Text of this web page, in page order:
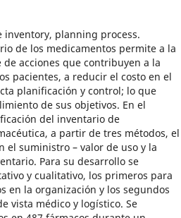
planning process.
de los medicamentos permite a la
acciones que contribuyen a la
pacientes, a reducir el costo en el
planificación y control; lo que
de sus objetivos. En el
del inventario de
a partir de tres métodos, el
el suministro – valor de uso y la
Para su desarrollo se
y cualitativo, los primeros para
en la organización y los segundos
vista médico y logístico. Se